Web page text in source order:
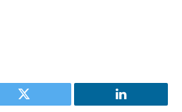
Twitter LinkedIn